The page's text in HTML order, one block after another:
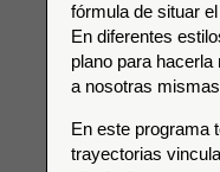
fórmula de situar
En diferentes
plano para
a nosotras
En este programa
trayectorias